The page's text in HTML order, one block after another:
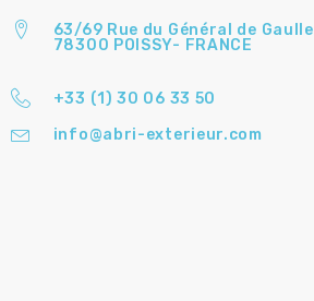
63/69 Rue du Général de Gaulle
78300 POISSY- FRANCE
+33 (1) 30 06 33 50
info@abri-exterieur.com